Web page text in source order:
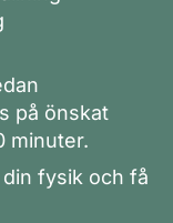
på önskat
minuter.
fysik och få